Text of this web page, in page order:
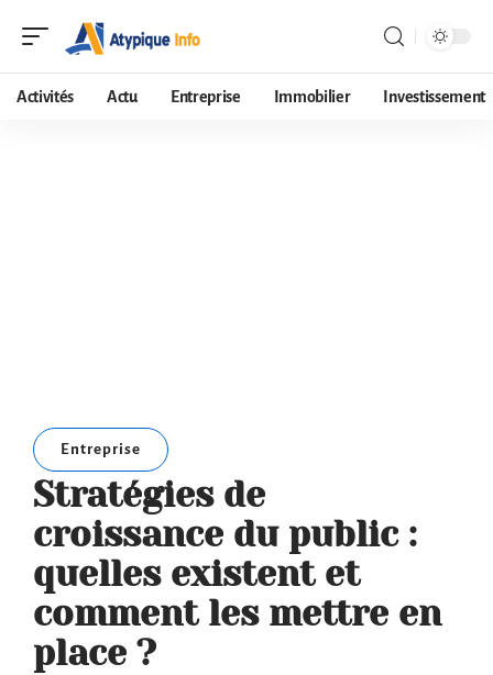
Activités Actu Entreprise Immobilier Investissement
Entreprise
Stratégies de
croissance du public :
quelles existent et
comment les mettre en
place ?